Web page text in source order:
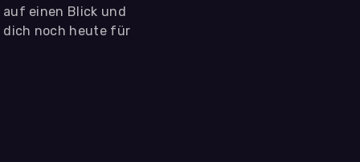
auf einen Blick und
dich noch heute für